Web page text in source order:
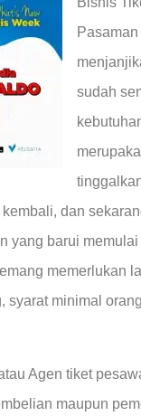
sudah
dan
yang barui
memerlukan
syarat minimal
Agen tiket
maupun